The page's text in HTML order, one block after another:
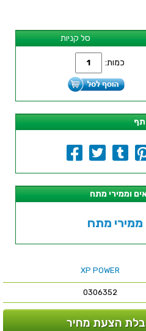
סל קניות
כמות:
וממירי מתח
XP POWER
0306352
הצעת מחיר